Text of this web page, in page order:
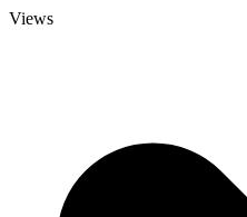
Views